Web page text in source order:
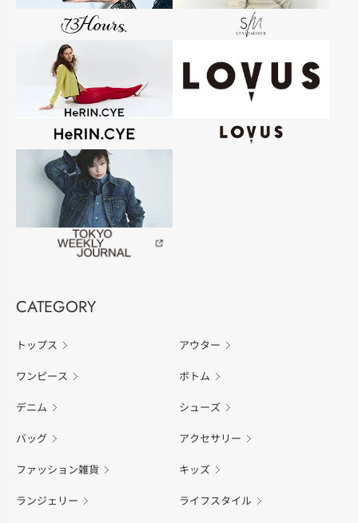
CATEGORY
トップス アウター
ワンピース ボトム
デニム シューズ
バッグ アクセサリー
ファッション雑貨 キッズ
ランジェリー ライフスタイル